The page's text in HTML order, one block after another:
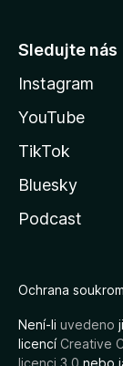
Sledujte nás
Instagram
YouTube
TikTok
Bluesky
Podcast
Ochrana
Není-li uvedeno
licencíCreative
licenci 3.0 nebo